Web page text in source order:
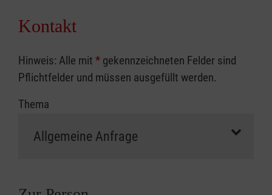
Kontakt
Hinweis: Alle mit * gekennzeichneten Felder sind
Pflichtfelder und müssen ausgefüllt werden.
Thema